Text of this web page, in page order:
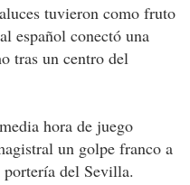
tuvieron como fruto
español conectó una
tras un centro del
hora de juego
un golpe franco a
del Sevilla.